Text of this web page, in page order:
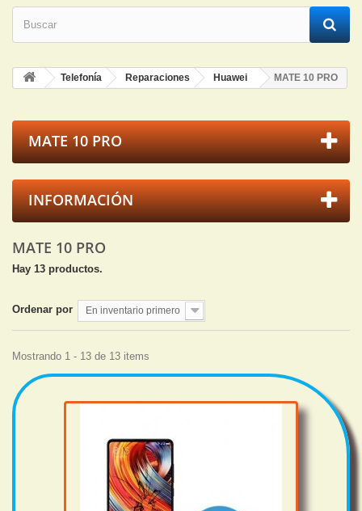
Telefonía Reparaciones Huawei MATE 10 PRO
MATE 10 PRO
INFORMACIÓN
MATE 10 PRO
Hay 13 productos.
Ordenar por En inventario primero
Mostrando 1 - 13 de 13 items